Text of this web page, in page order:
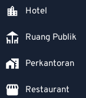
Hotel
Ruang Publik
Perkantoran
Restaurant